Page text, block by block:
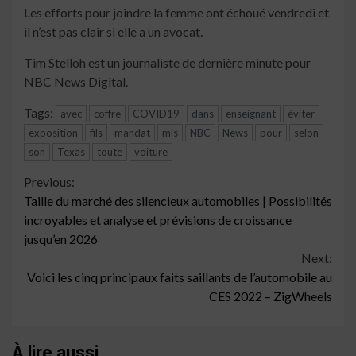
Les efforts pour joindre la femme ont échoué vendredi et
il n’est pas clair si elle a un avocat.
Tim Stelloh est un journaliste de dernière minute pour
NBC News Digital.
Tags: avec coffre COVID19 dans enseignant
éviter
exposition
fils mandat mis NBC News pour
selon
son
Texas toute voiture
Continue
Reading
Previous:
Taille du marché des silencieux automobiles | Possibilités
incroyables et analyse et prévisions de croissance
jusqu’en 2026
Next:
Voici les cinq principaux faits saillants de l’automobile au
CES 2022 – ZigWheels